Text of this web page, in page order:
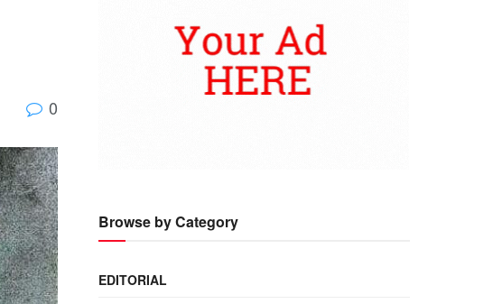
0
Browse by Category
EDITORIAL